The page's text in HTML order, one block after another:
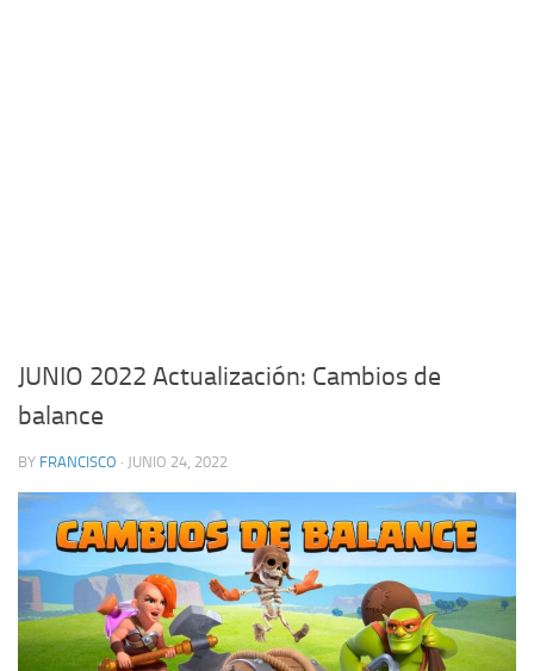
JUNIO 2022 Actualización: Cambios de
balance
BY FRANCISCO · JUNIO 24, 2022